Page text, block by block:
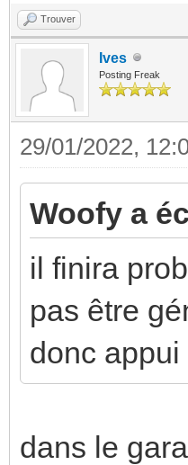
Trouver
Ives
Posting Freak
29/01/2022,
Woofy a
il finira
pas être
donc
dans le